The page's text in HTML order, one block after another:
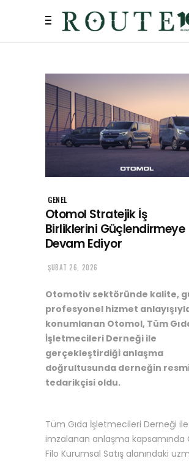
GENEL
Otomol Stratejik İş
Birliklerini Güçlendirmeye
Devam Ediyor
ŞUBAT 26, 2026
Otomotiv sektöründe kalite,
profesyonel hizmet
konumlanan Otomol, Tüm
İşletmecileri Derneği ile
gerçekleştirdiği anlaşma
doğrultusunda derneğin
tedarikçisi oldu.
Tüm Gıda İşletmecileri Derneği ile
imzalanan anlaşma kapsamında
Filo Kurumsal Satış alanındaki